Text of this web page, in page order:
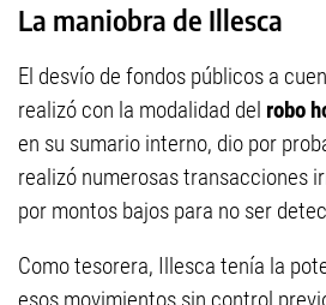
La maniobra de Illesca
El desvío de fondos públicos a
realizó con la modalidad del robo
en su sumario interno, dio por
realizó numerosas transacciones
por montos bajos para no ser
Como tesorera, Illesca tenía la
esos movimientos sin control